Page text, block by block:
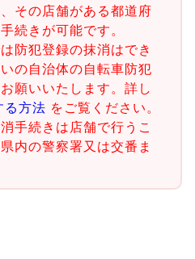
その店舗がある都道府
続きが可能です。
防犯登録の抹消はでき
の自治体の自転車防犯
願いいたします。詳し
る方法 をご覧ください。
手続きは店舗で行うこ
内の警察署又は交番ま